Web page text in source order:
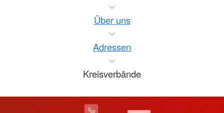
Über uns
Adressen
Kreisverbände